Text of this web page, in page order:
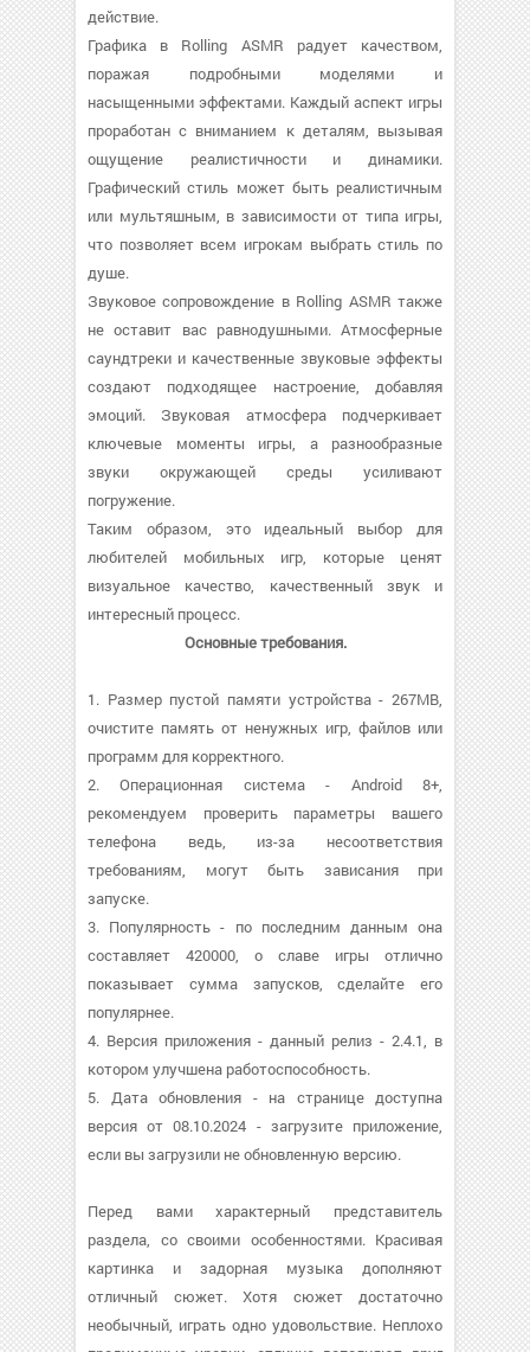
действие.
Графика в Rolling ASMR радует качеством,
поражая подробными моделями и
насыщенными эффектами. Каждый аспект игры
проработан с вниманием к деталям, вызывая
ощущение реалистичности и динамики.
Графический стиль может быть реалистичным
или мультяшным, в зависимости от типа игры,
что позволяет всем игрокам выбрать стиль по
душе.
Звуковое сопровождение в Rolling ASMR также
не оставит вас равнодушными. Атмосферные
саундтреки и качественные звуковые эффекты
создают подходящее настроение, добавляя
эмоций. Звуковая атмосфера подчеркивает
ключевые моменты игры, а разнообразные
звуки окружающей среды усиливают
погружение.
Таким образом, это идеальный выбор для
любителей мобильных игр, которые ценят
визуальное качество, качественный звук и
интересный процесс.
Основные требования.
1. Размер пустой памяти устройства - 267MB,
очистите память от ненужных игр, файлов или
программ для корректного.
2. Операционная система - Android 8+,
рекомендуем проверить параметры вашего
телефона ведь, из-за несоответствия
требованиям, могут быть зависания при
запуске.
3. Популярность - по последним данным она
составляет 420000, о cлаве игры отлично
показывает сумма запусков, сделайте его
популярнее.
4. Версия приложения - данный релиз - 2.4.1, в
котором улучшена работоспособность.
5. Дата обновления - на странице доступна
версия от 08.10.2024 - загрузите приложение,
если вы загрузили не обновленную версию.
Перед вами характерный представитель
раздела, со своими особенностями. Красивая
картинка и задорная музыка дополняют
отличный сюжет. Хотя сюжет достаточно
необычный, играть одно удовольствие. Неплохо